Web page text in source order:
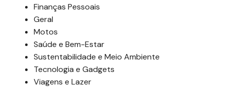
Finanças Pessoais
Geral
Motos
Saúde e Bem-Estar
Sustentabilidade e Meio Ambiente
Tecnologia e Gadgets
Viagens e Lazer